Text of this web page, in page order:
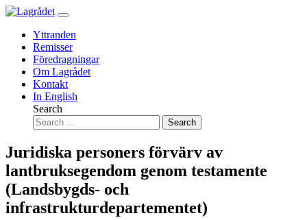
Hoppa
innehållYttranden
Remisser
Föredragningar
Om Lagrådet
Kontakt
In English
Search
Juridiska personers förvärv av
lantbruksegendom genom testamente
(Landsbygds- och
infrastrukturdepartementet)